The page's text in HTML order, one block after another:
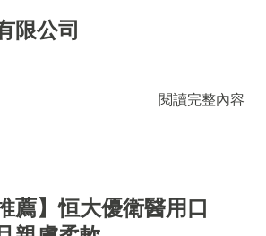
限公司
閱讀完整內容
薦】恒大優衛醫用口